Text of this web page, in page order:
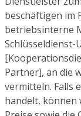
beschäftigen im
betriebsinterne
Schlüsseldienst-
Partner], an die
vermitteln. Falls
handelt, können